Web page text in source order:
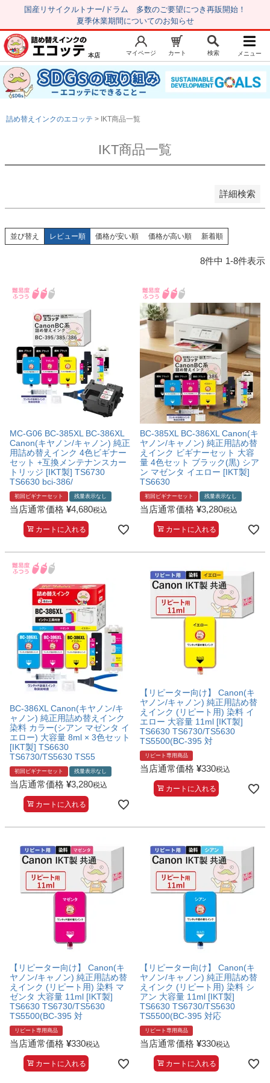
国産リサイクルトナー/ドラム 多数のご要望につき再販開始！
夏季休業期間についてのお知らせ
新規会員登録 マイページ
トップページ お気に入り
注文履歴
エプソンインク
互換インクボトル
互換インクカートリッジ
再生インクカートリッジ
記事を探す
お客様の声
お店の紹介
よくある質問
お問い合わせ
会員専用商品
説明書ダウンロード
本店 マイページ カート 検索 メニュー
詰め替えインクのエコッテ IKT商品一覧
IKT商品一覧
詳細検索
商品番号/JANコード
並び順
キーワードヒット順
レビューが多い順
おすすめ順
価格が高い順
ロングセラー順
並び替え レビュー順 価格が安い順 価格が高い順 新着順
8件中 1-8件表示
MC-G06 BC-385XL BC-386XL
Canon(キヤノン/キャノン) 純正
用詰め替えインク 4色ビギナー
セット +互換メンテナンスカー
トリッジ [IKT製] TS6730
TS6630 bci-386/
初回ビギナーセット 残量表示なし
当店通常価格 ¥4,680税込
カートに入れる
BC-385XL BC-386XL Canon(キ
ヤノン/キャノン) 純正用詰め替
えインク ビギナーセット 大容
量 4色セット ブラック(黒) シア
ン マゼンタ イエロー [IKT製]
TS6630
初回ビギナーセット 残量表示なし
当店通常価格 ¥3,280税込
カートに入れる
BC-386XL Canon(キヤノン/キ
ャノン) 純正用詰め替えインク
染料 カラー(シアン マゼンタ イ
エロー) 大容量 8ml × 3色セット
[IKT製] TS6630
TS6730/TS5630 TS55
初回ビギナーセット 残量表示なし
当店通常価格 ¥3,280税込
カートに入れる
【リピーター向け】 Canon(キ
ヤノン/キャノン) 純正用詰め替
えインク (リピート用) 染料 イ
エロー 大容量 11ml [IKT製]
TS6630 TS6730/TS5630
TS5500(BC-395 対
リピート専用商品
当店通常価格 ¥330税込
カートに入れる
【リピーター向け】 Canon(キ
ヤノン/キャノン) 純正用詰め替
えインク (リピート用) 染料 マ
ゼンタ 大容量 11ml [IKT製]
TS6630 TS6730/TS5630
TS5500(BC-395 対
リピート専用商品
当店通常価格 ¥330税込
カートに入れる
【リピーター向け】 Canon(キ
ヤノン/キャノン) 純正用詰め替
えインク (リピート用) 染料 シ
アン 大容量 11ml [IKT製]
TS6630 TS6730/TS5630
TS5500(BC-395 対応
リピート専用商品
当店通常価格 ¥330税込
カートに入れる